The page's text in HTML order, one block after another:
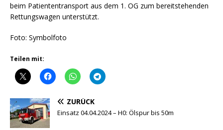
beim Patiententransport aus dem 1. OG zum bereitstehenden
Rettungswagen unterstützt.
Foto: Symbolfoto
Teilen mit:
ZURÜCK
Einsatz 04.04.2024 – H0: Ölspur bis 50m